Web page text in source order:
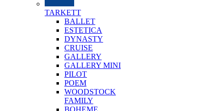
TARKETT
BALLET
ESTETICA
DYNASTY
CRUISE
GALLERY
GALLERY MINI
PILOT
POEM
WOODSTOCK
FAMILY
BOHEME